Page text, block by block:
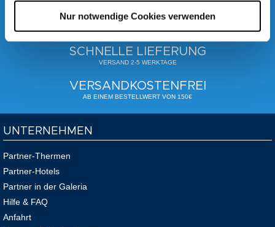
Nur notwendige Cookies verwenden
SICHERE SSL VERSCHLÜSSELUNG ZUR
SCHNELLE LIEFERUNG
VERSAND 2-5 WERKTAGE
VERSANDKOSTENFREI
AB EINEM BESTELLWERT VON 150€
UNTERNEHMEN
Partner-Thermen
Partner-Hotels
Partner in der Galeria
Hilfe & FAQ
Anfahrt